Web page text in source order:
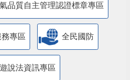
品質自主管理認證標章專區
專區 全民國防
遊說法資訊專區